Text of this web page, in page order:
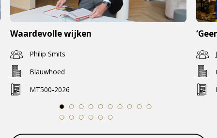
Waardevolle wijken
Philip Smits
Blauwhoed
MT500-2026
1
2 3 4 5 6 7 8 9
10
11 12 13 14 15 16